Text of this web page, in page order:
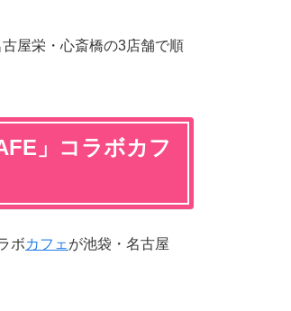
屋栄・心斎橋の3店舗で順
」コラボカフ
ボカフェ が池袋・名古屋